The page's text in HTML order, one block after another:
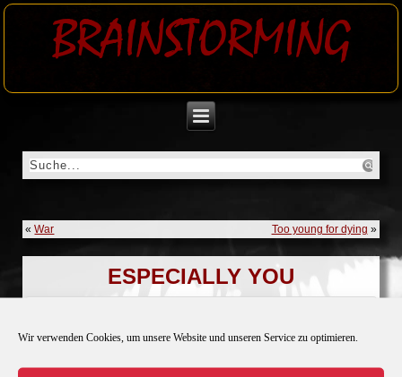
Wir verwenden Cookies, um unsere Website und unseren Service zu optimieren.
BRAINSTORMING
«War Too young for dying »
ESPECIALLY YOU